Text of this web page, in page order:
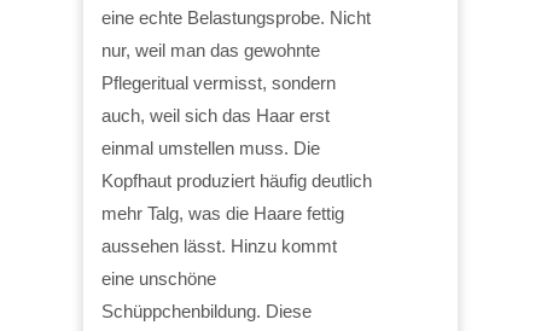
eine echte Belastungsprobe. Nicht
nur, weil man das gewohnte
Pflegeritual vermisst, sondern
auch, weil sich das Haar erst
einmal umstellen muss. Die
Kopfhaut produziert häufig deutlich
mehr Talg, was die Haare fettig
aussehen lässt. Hinzu kommt
eine unschöne
Schüppchenbildung. Diese